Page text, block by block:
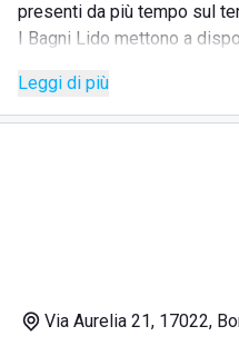
presenti da più tempo sul
I Bagni Lido mettono a
balneare di ottima qualità,
usufruire anche di apposite
anche gustosi piatti di
Leggi di più
Via Aurelia 21, 17022,